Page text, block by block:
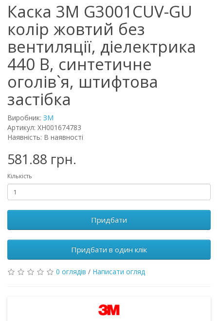
Каска 3М G3001CUV-GU
колір жовтий без
вентиляції, діелектрика
440 В, синтетичне
оголів`я, штифтова
застібка
Виробник: ЗМ
Артикул: XH001674783
Наявність: В наявності
581.88 грн.
Кількість
Придбати
Придбати в один клік
0 оглядів / Написати огляд